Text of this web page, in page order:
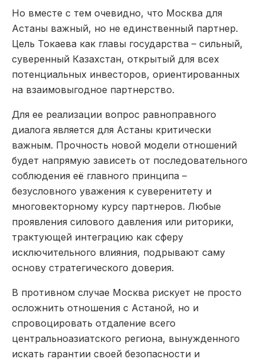
Но вместе с тем очевидно, что Москва для
Астаны важный, но не единственный партнер.
Цель Токаева как главы государства – сильный,
суверенный Казахстан, открытый для всех
потенциальных инвесторов, ориентированных
на взаимовыгодное партнерство.
Для ее реализации вопрос равноправного
диалога является для Астаны критически
важным. Прочность новой модели отношений
будет напрямую зависеть от последовательного
соблюдения её главного принципа –
безусловного уважения к суверенитету и
многовекторному курсу партнеров. Любые
проявления силового давления или риторики,
трактующей интеграцию как сферу
исключительного влияния, подрывают саму
основу стратегического доверия.
В противном случае Москва рискует не просто
осложнить отношения с Астаной, но и
спровоцировать отдаление всего
центральноазиатского региона, вынужденного
искать гарантии своей безопасности и